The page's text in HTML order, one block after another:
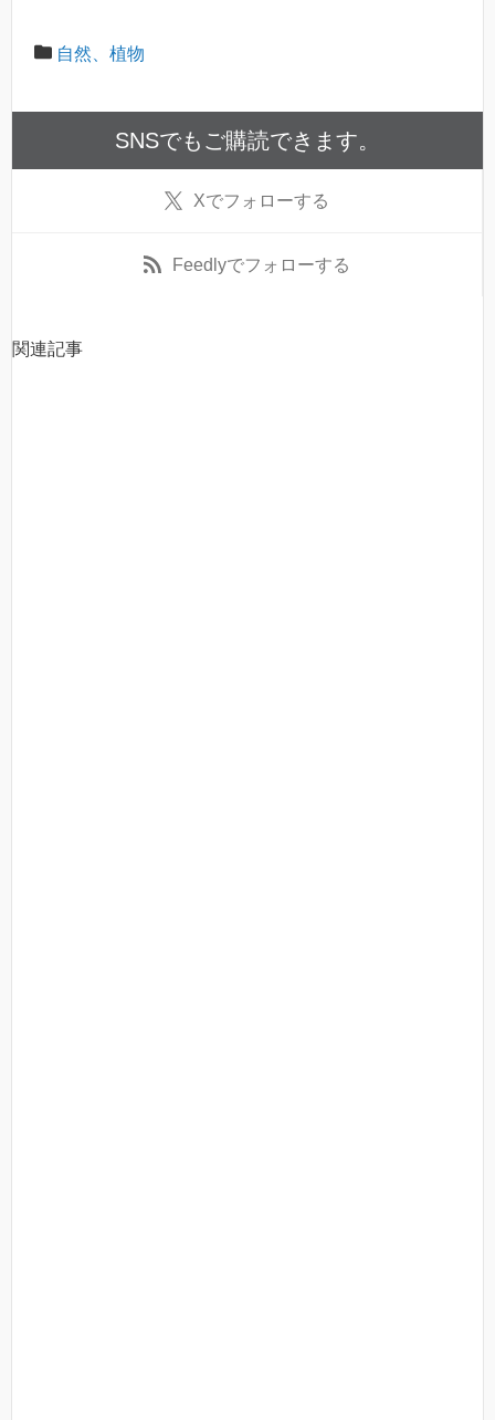
自然、植物
SNSでもご購読できます。
Xでフォローする
Feedlyでフォローする
関連記事